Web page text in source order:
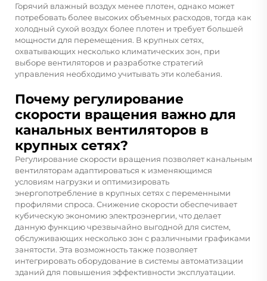
Горячий влажный воздух менее плотен, однако может
потребовать более высоких объемных расходов, тогда как
холодный сухой воздух более плотен и требует большей
мощности для перемещения. В крупных сетях,
охватывающих несколько климатических зон, при
выборе вентиляторов и разработке стратегий
управления необходимо учитывать эти колебания.
Почему регулирование
скорости вращения важно для
канальных вентиляторов в
крупных сетях?
Регулирование скорости вращения позволяет канальным
вентиляторам адаптироваться к изменяющимся
условиям нагрузки и оптимизировать
энергопотребление в крупных сетях с переменными
профилями спроса. Снижение скорости обеспечивает
кубическую экономию электроэнергии, что делает
данную функцию чрезвычайно выгодной для систем,
обслуживающих несколько зон с различными графиками
занятости. Эта возможность также позволяет
интегрировать оборудование в системы автоматизации
зданий для повышения эффективности эксплуатации.